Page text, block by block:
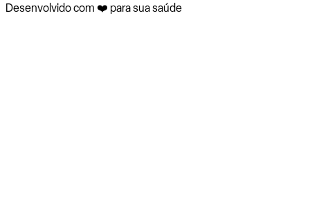
Desenvolvido com ❤️ para sua saúde